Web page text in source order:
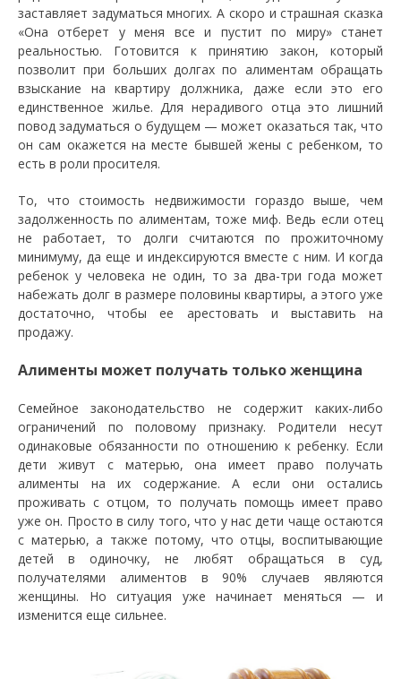
заставляет задуматься многих. А скоро и страшная сказка
«Она отберет у меня все и пустит по миру» станет
реальностью. Готовится к принятию закон, который
позволит при больших долгах по алиментам обращать
взыскание на квартиру должника, даже если это его
единственное жилье. Для нерадивого отца это лишний
повод задуматься о будущем — может оказаться так, что
он сам окажется на месте бывшей жены с ребенком, то
есть в роли просителя.
То, что стоимость недвижимости гораздо выше, чем
задолженность по алиментам, тоже миф. Ведь если отец
не работает, то долги считаются по прожиточному
минимуму, да еще и индексируются вместе с ним. И когда
ребенок у человека не один, то за два-три года может
набежать долг в размере половины квартиры, а этого уже
достаточно, чтобы ее арестовать и выставить на
продажу.
Алименты может получать только женщина
Семейное законодательство не содержит каких-либо
ограничений по половому признаку. Родители несут
одинаковые обязанности по отношению к ребенку. Если
дети живут с матерью, она имеет право получать
алименты на их содержание. А если они остались
проживать с отцом, то получать помощь имеет право
уже он. Просто в силу того, что у нас дети чаще остаются
с матерью, а также потому, что отцы, воспитывающие
детей в одиночку, не любят обращаться в суд,
получателями алиментов в 90% случаев являются
женщины. Но ситуация уже начинает меняться — и
изменится еще сильнее.